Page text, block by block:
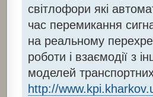
світлофори які
час перемикання
на реальному
роботи і взаємодії з
моделей
http://